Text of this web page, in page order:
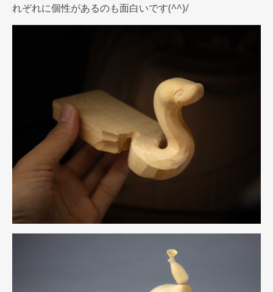
れぞれに個性があるのも面白いです(^^)/